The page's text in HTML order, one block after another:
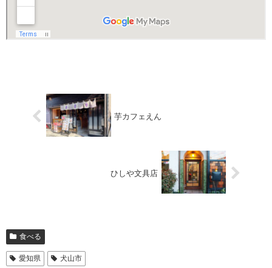
芋カフェえん
ひしや文具店
食べる
愛知県 犬山市